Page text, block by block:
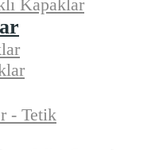
Kapaklar
- Tetik